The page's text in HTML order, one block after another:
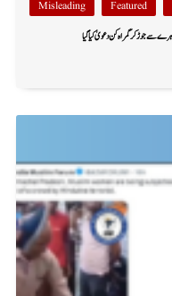
Featured
Misleading
سے جوڑ کر گمراہ کن دعویٰ کیا گیا